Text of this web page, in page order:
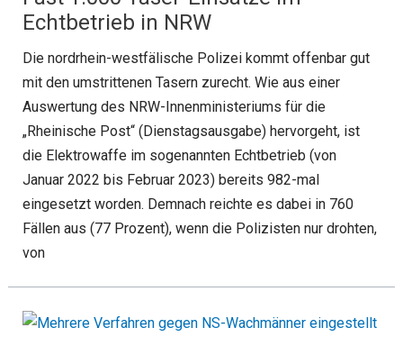
Echtbetrieb in NRW
Die nordrhein-westfälische Polizei kommt offenbar gut
mit den umstrittenen Tasern zurecht. Wie aus einer
Auswertung des NRW-Innenministeriums für die
„Rheinische Post“ (Dienstagsausgabe) hervorgeht, ist
die Elektrowaffe im sogenannten Echtbetrieb (von
Januar 2022 bis Februar 2023) bereits 982-mal
eingesetzt worden. Demnach reichte es dabei in 760
Fällen aus (77 Prozent), wenn die Polizisten nur drohten,
von